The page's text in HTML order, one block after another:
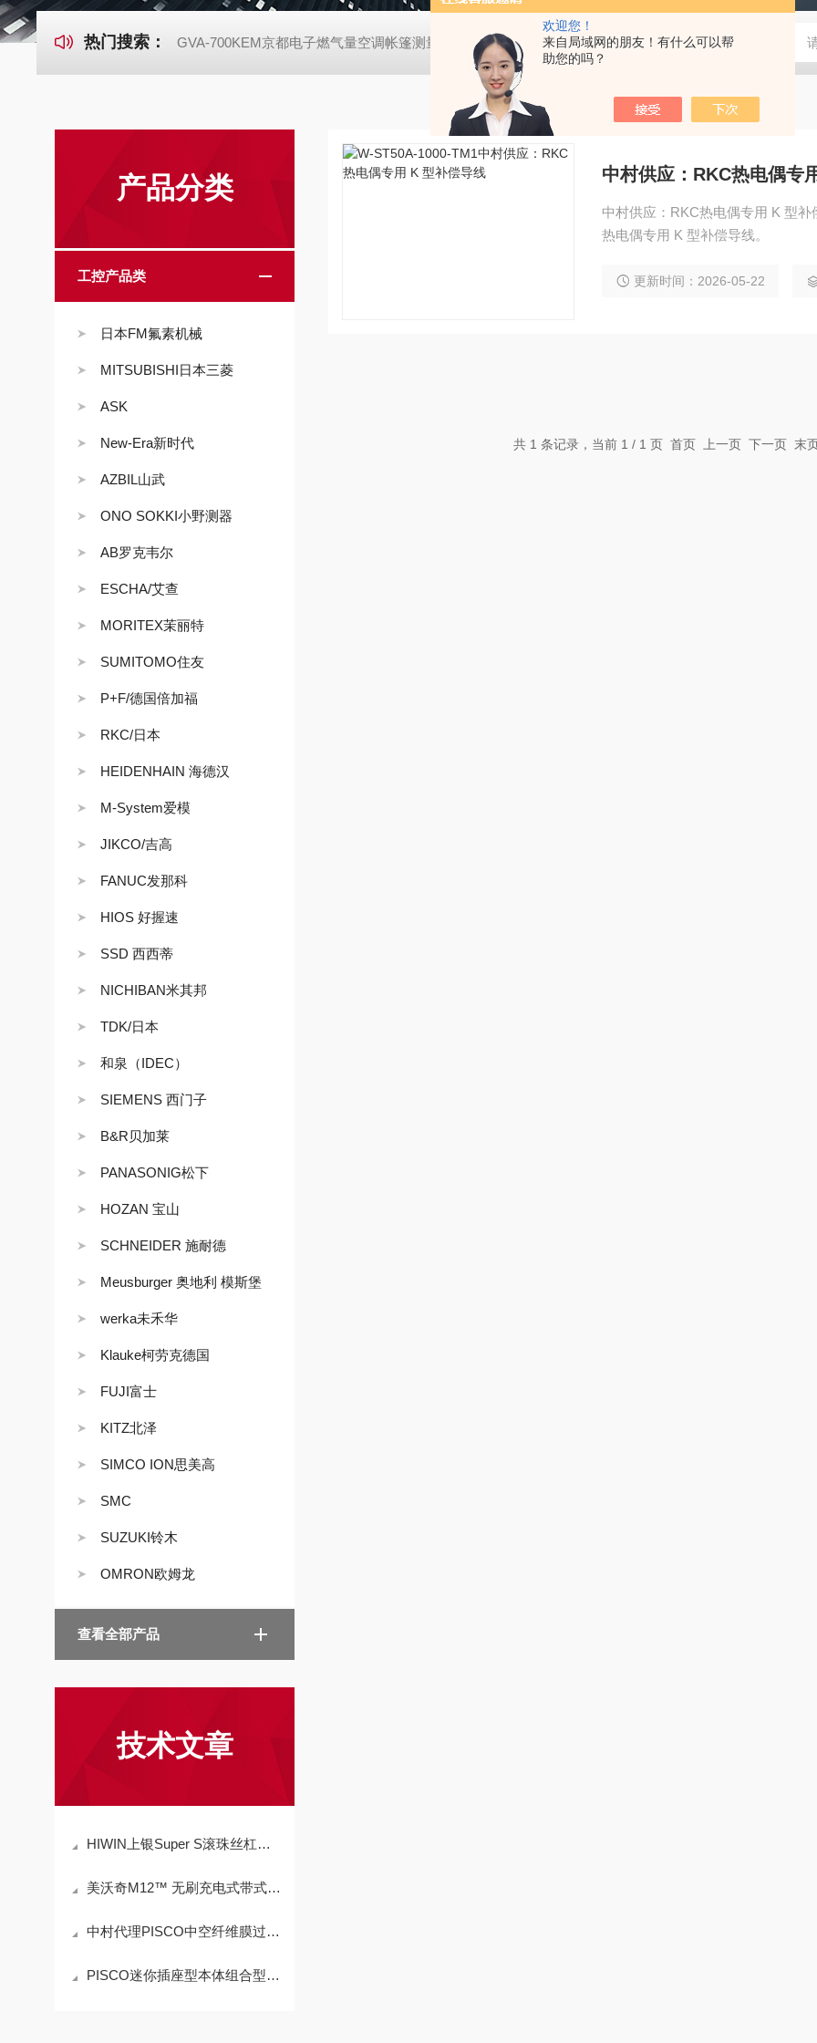
欢迎您！
来自局域网的朋友！有什么可以帮
助您的吗？
热门搜索： GVA-700KEM京都电子燃气量空调帐篷测量装置 MD-Win日本：KEM京都电子汞测量和控制软件
产品分类
工控产品类
日本FM氟素机械
MITSUBISHI日本三菱
ASK
New-Era新时代
AZBIL山武
ONO SOKKI小野测器
AB罗克韦尔
ESCHA/艾查
MORITEX茉丽特
SUMITOMO住友
P+F/德国倍加福
RKC/日本
HEIDENHAIN 海德汉
M-System爱模
JIKCO/吉高
FANUC发那科
HIOS 好握速
SSD 西西蒂
NICHIBAN米其邦
TDK/日本
和泉（IDEC）
SIEMENS 西门子
B&R贝加莱
PANASONIG松下
HOZAN 宝山
SCHNEIDER 施耐德
Meusburger 奥地利 模斯堡
werka未禾华
Klauke柯劳克德国
FUJI富士
KITZ北泽
SIMCO ION思美高
SMC
SUZUKI铃木
OMRON欧姆龙
查看全部产品
技术文章
HIWIN上银Super S滚珠丝杠操作使用
美沃奇M12™ 无刷充电式带式砂光机的特点
中村代理PISCO中空纤维膜过滤器MFU100-88操作方法
PISCO迷你插座型本体组合型管接头的特点
中村供应：RKC热电偶专
中村供应：RKC热电偶专用 K 型补
热电偶专用 K 型补偿导线。
更新时间：2026-05-22
共 1 条记录，当前 1 / 1 页 首页 上一页 下一页 末